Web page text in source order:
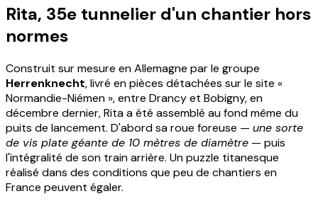
Rita, 35e tunnelier d'un chantier hors
normes
Construit sur mesure en Allemagne par le groupe
Herrenknecht, livré en pièces détachées sur le site «
Normandie-Niémen », entre Drancy et Bobigny, en
décembre dernier, Rita a été assemblé au fond même du
puits de lancement. D'abord sa roue foreuse — une sorte
de vis plate géante de 10 mètres de diamètre — puis
l'intégralité de son train arrière. Un puzzle titanesque
réalisé dans des conditions que peu de chantiers en
France peuvent égaler.